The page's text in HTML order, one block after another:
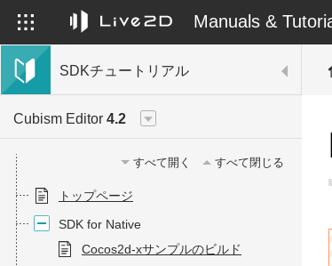
Manuals &
SDKチュートリアル
Cubism Editor 4.2
すべて開く すべて閉じる
トップページ
SDK for Native
Cocos2d-xサンプルのビルド